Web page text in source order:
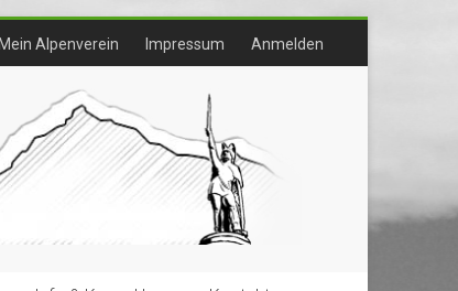
Mein Alpenverein Impressum Anmelden